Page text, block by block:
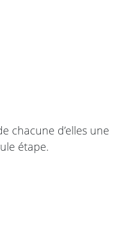
chacune d’elles une
étape.